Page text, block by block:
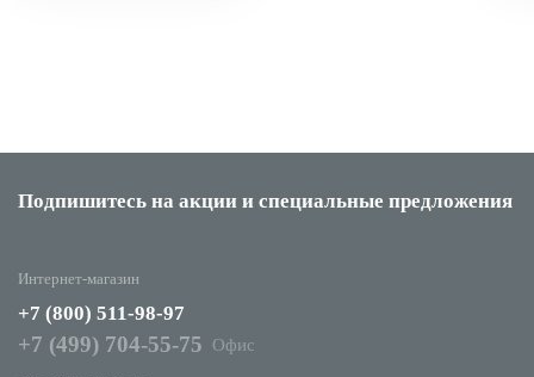
Подпишитесь на акции и специальные предложения
Интернет-магазин
+7 (800) 511-98-97
+7 (499) 704-55-75
Офис